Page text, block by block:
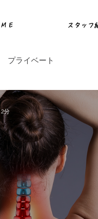
E スタッフ
プライベート
分